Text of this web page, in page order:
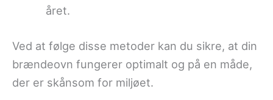
året.
Ved at følge disse metoder kan du sikre, at din
brændeovn fungerer optimalt og på en måde,
der er skånsom for miljøet.